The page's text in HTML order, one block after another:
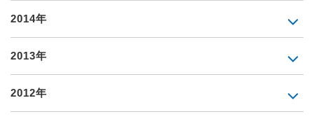
2014年
2013年
2012年